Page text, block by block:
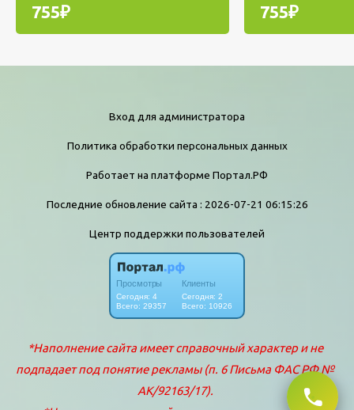
755₽ 755₽
Вход для администратора
Политика обработки персональных данных
Работает на платформе Портал.РФ
Последние обновление сайта : 2026-07-21 06:15:26
Центр поддержки пользователей